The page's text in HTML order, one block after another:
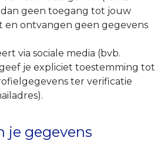
dan geen toegang tot jouw
en ontvangen geen gegevens
via sociale media (bvb.
je expliciet toestemming tot
ter verificatie
je gegevens